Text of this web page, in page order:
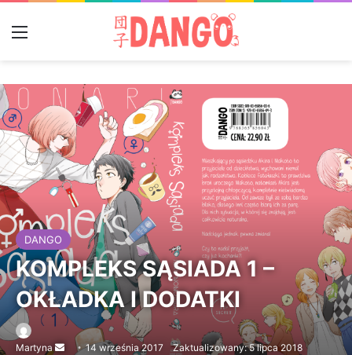
DANGO
KOMPLEKS SĄSIADA 1 –
OKŁADKA I DODATKI
Martyna
Send14 września 2017 Zaktualizowany: 5 lipca 2018